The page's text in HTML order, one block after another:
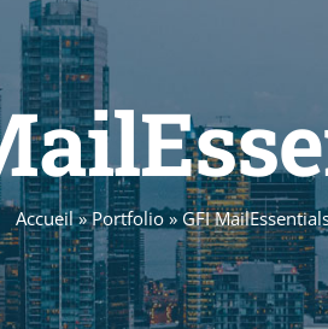
Accueil»Portfolio»GFI